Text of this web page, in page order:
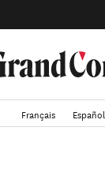
Français Español